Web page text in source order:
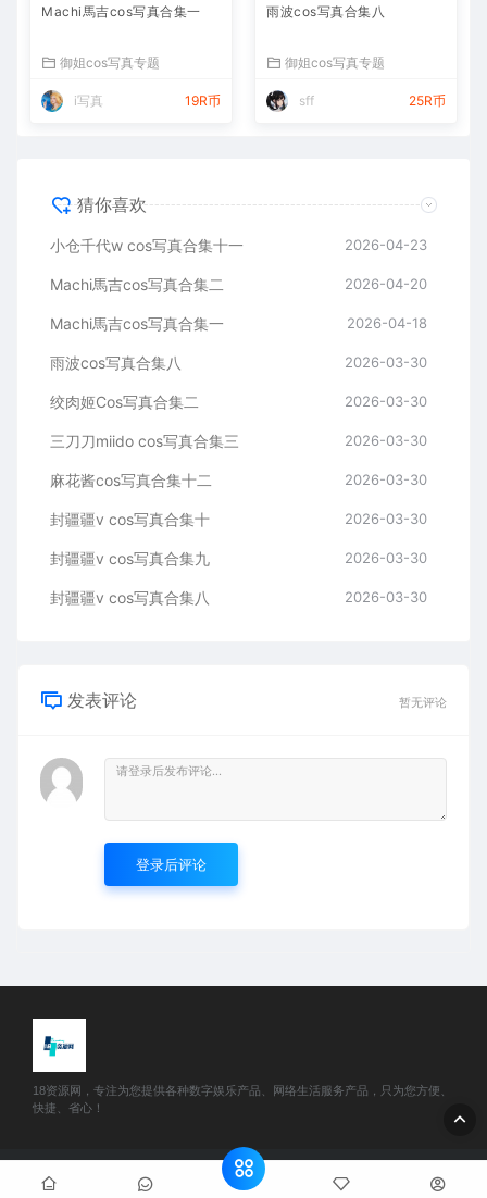
Machi馬吉cos写真合集一
御姐cos写真专题
i写真 19R币
雨波cos写真合集八
御姐cos写真专题
sff 25R币
猜你喜欢
小仓千代w cos写真合集十一 2026-04-23
Machi馬吉cos写真合集二 2026-04-20
Machi馬吉cos写真合集一 2026-04-18
雨波cos写真合集八 2026-03-30
绞肉姬Cos写真合集二 2026-03-30
三刀刀miido cos写真合集三 2026-03-30
麻花酱cos写真合集十二 2026-03-30
封疆疆v cos写真合集十 2026-03-30
封疆疆v cos写真合集九 2026-03-30
封疆疆v cos写真合集八 2026-03-30
发表评论 暂无评论
登录后评论
18资源网，专注为您提供各种数字娱乐产品、网络生活服务产品，只为您方便、
快捷、省心！
© 2025 18资源网 - www.51888w.com All rights reserved
网站地